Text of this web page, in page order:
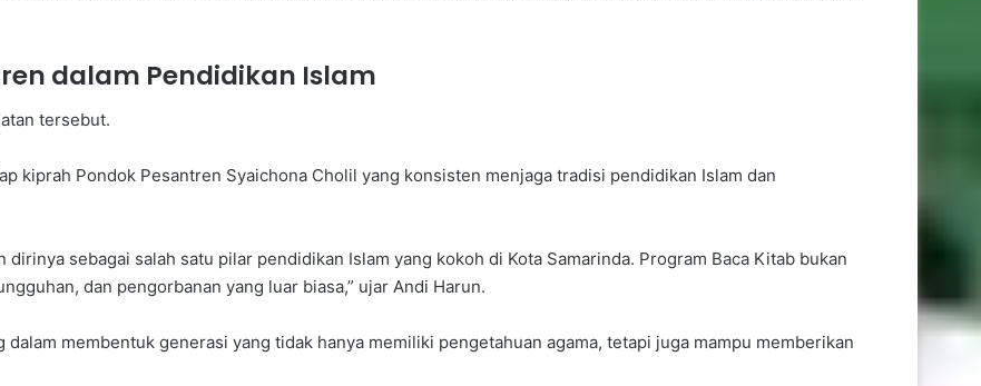
dalam Pendidikan Islam
tersebut.
kiprah Pondok Pesantren Syaichona Cholil yang konsisten menjaga tradisi pendidikan Islam dan
sebagai salah satu pilar pendidikan Islam yang kokoh di Kota Samarinda. Program Baca Kitab bukan
dan pengorbanan yang luar biasa,” ujar Andi Harun.
membentuk generasi yang tidak hanya memiliki pengetahuan agama, tetapi juga mampu memberikan